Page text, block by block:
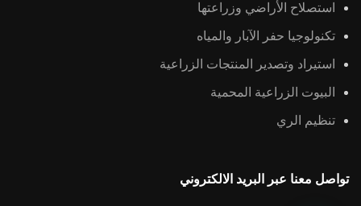
استصلاح الأراضي وزراعتها
تكنولوجيا حفر الآبار والمياه
استيراد وتصدير المنتجات الزراعية
البيوت الزراعية المحمية
تنظيم الري
تواصل معنا عبر البريد الالكتروني